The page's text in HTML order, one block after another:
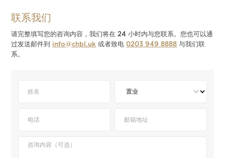
联系我们
请完整填写您的咨询内容，我们将在 24 小时内与您联系。您也可以通
过发送邮件到 info@chbl.uk 或者致电0203 949 8888 与我们联
系。